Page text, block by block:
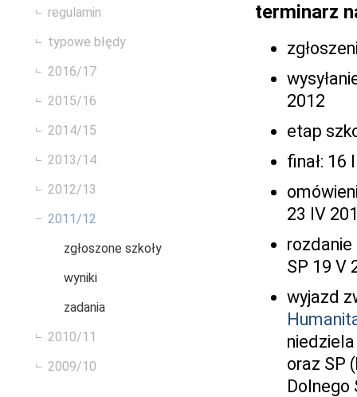
regulamin
typowe błędy
2016/17
2015/16
2014/15
2013/14
2012/13
2011/12
zgłoszone szkoły
wyniki
zadania
2010/11
2009/10
terminarz
2012
etap
finał: 16
23 IV
rozdanie
SP 19 V
wyjazd
oraz SP
Dolnego